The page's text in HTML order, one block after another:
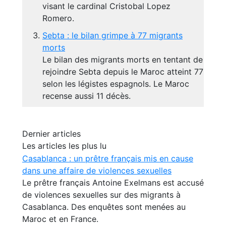
visant le cardinal Cristobal Lopez
Romero.
Sebta : le bilan grimpe à 77 migrants
morts
Le bilan des migrants morts en tentant de
rejoindre Sebta depuis le Maroc atteint 77
selon les légistes espagnols. Le Maroc
recense aussi 11 décès.
Dernier articles
Les articles les plus lu
Casablanca : un prêtre français mis en cause
dans une affaire de violences sexuelles
Le prêtre français Antoine Exelmans est accusé
de violences sexuelles sur des migrants à
Casablanca. Des enquêtes sont menées au
Maroc et en France.